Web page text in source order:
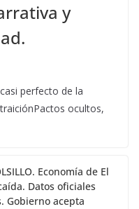
y
perfecto de la
ocultos,
Economía de El
Datos oficiales
Gobierno acepta